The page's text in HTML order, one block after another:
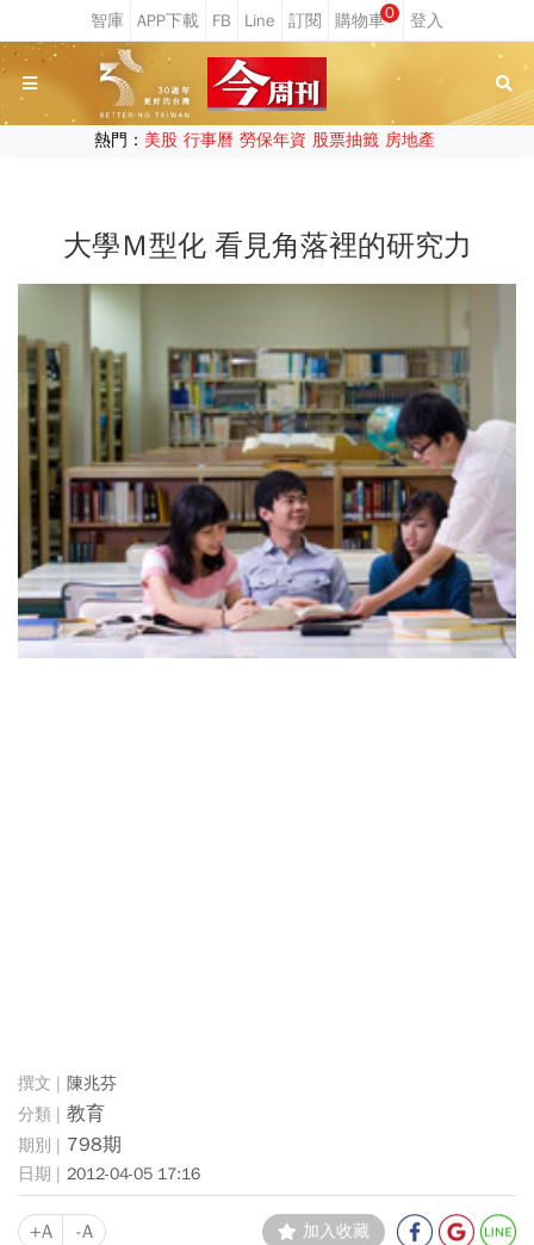
0
熱門： 美股 行事曆 勞保年資 股票抽籤 房地產
大學Ｍ型化 看見角落裡的研究力
陳兆芬
教育
798期
2012-04-05 17:16
+A -A 加入收藏